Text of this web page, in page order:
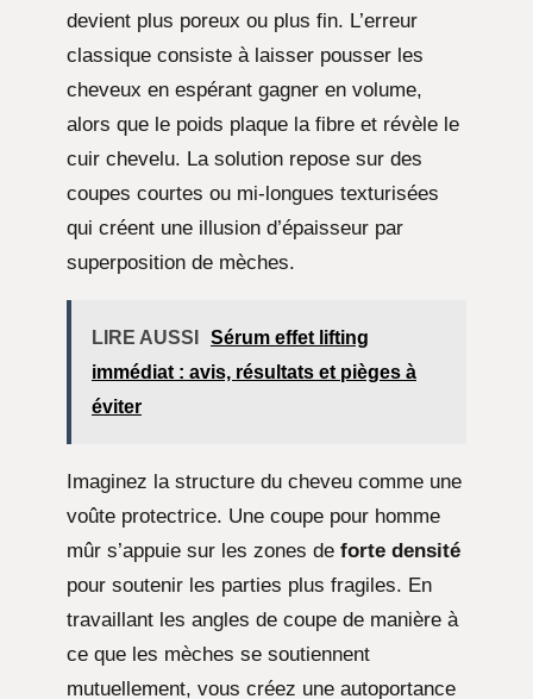
devient plus poreux ou plus fin. L’erreur
classique consiste à laisser pousser les
cheveux en espérant gagner en volume,
alors que le poids plaque la fibre et révèle le
cuir chevelu. La solution repose sur des
coupes courtes ou mi-longues texturisées
qui créent une illusion d’épaisseur par
superposition de mèches.
LIRE AUSSI
Sérum effet lifting
immédiat : avis, résultats et pièges à
éviter
Imaginez la structure du cheveu comme une
voûte protectrice. Une coupe pour homme
mûr s’appuie sur les zones de forte densité
pour soutenir les parties plus fragiles. En
travaillant les angles de coupe de manière à
ce que les mèches se soutiennent
mutuellement, vous créez une autoportance